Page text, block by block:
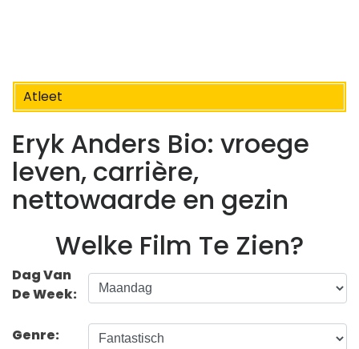
Atleet
Eryk Anders Bio: vroege
leven, carrière,
nettowaarde en gezin
Welke Film Te Zien?
Dag Van
De Week:
Genre: